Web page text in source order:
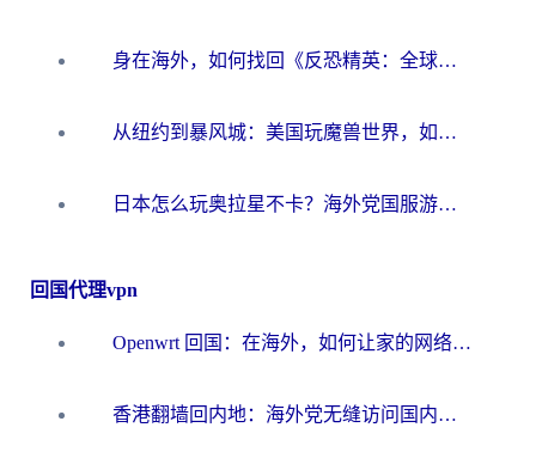
身在海外，如何找回《反恐精英：全球攻势》国服的丝滑手感？一份给你的终极指南
从纽约到暴风城：美国玩魔兽世界，如何找到你的最佳网络航线
日本怎么玩奥拉星不卡？海外党国服游戏加速器选择全攻略
回国代理vpn
Openwrt 回国：在海外，如何让家的网络触手可及
香港翻墙回内地：海外党无缝访问国内资源的加速器选择全攻略